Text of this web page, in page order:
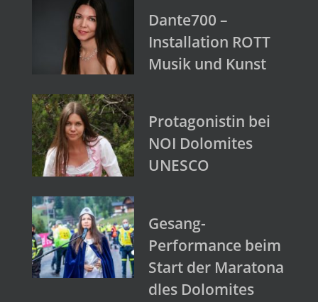
Dante700 –
Installation ROTT
Musik und Kunst
Protagonistin bei
NOI Dolomites
UNESCO
Gesang-
Performance beim
Start der Maratona
dles Dolomites